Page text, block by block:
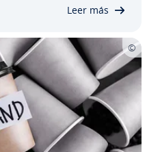
Leer más